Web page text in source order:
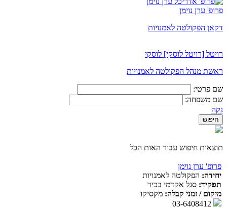
פרופ' ערן נוימן
דקאן הפקולטה לאמנויות
רויטל [רויטל לוסקי] לוסקי
ראשת מנהל הפקולטה לאמנויות
שם פרטי:
שם משפחה:
נקה
תוצאות חיפוש עבור האות הכל
פרופ' ערן נוימן
יחידה: הפקולטה לאמנויות
תפקיד: סגל אקדמי בכיר
מיקום / זמני קבלה: מקסיקו